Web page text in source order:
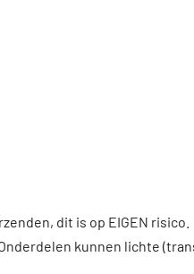
dit is op EIGEN risico.
kunnen lichte